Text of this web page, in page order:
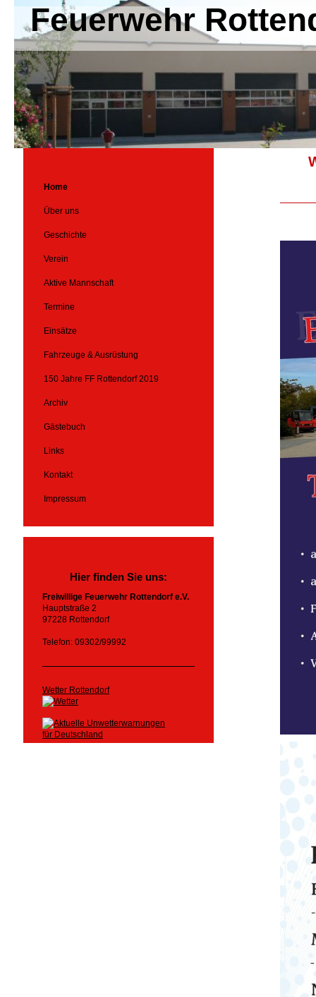
Feuerwehr
Home
Über uns
Geschichte
Verein
Aktive Mannschaft
Termine
Einsätze
Fahrzeuge & Ausrüstung
150 Jahre FF Rottendorf 2019
Archiv
Gästebuch
Links
Kontakt
Impressum
Hier finden Sie uns:
Freiwillige Feuerwehr Rottendorf e.V.
Hauptstraße 2
97228 Rottendorf
Telefon: 09302/99992
Wetter Rottendorf